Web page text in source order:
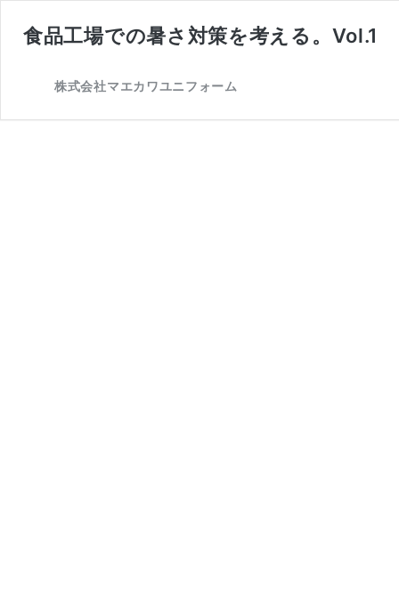
食品工場での暑さ対策を考える。Vol.1
株式会社マエカワユニフォーム